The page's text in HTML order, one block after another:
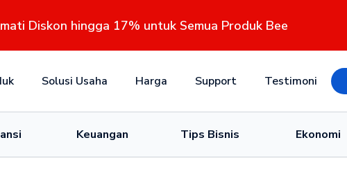
Diskon hingga 17% untuk Semua Produk Bee
Solusi Usaha Harga Support Testimoni
Keuangan Tips Bisnis Ekonomi